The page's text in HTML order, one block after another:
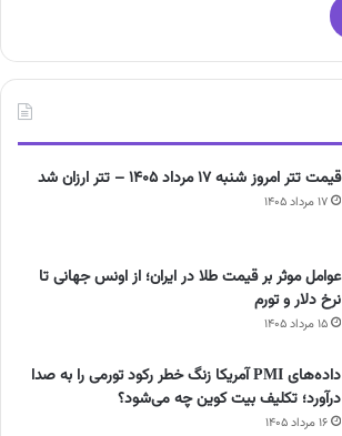
قیمت تتر امروز شنبه ۱۷ مرداد ۱۴۰۵ – تتر ارزان شد
۱۷ مرداد ۱۴۰۵
عوامل موثر بر قیمت طلا در ایران؛ از اونس جهانی تا
نرخ دلار و تورم
۱۵ مرداد ۱۴۰۵
داده‌های PMI آمریکا زنگ خطر رکود تورمی را به صدا
درآورد؛ تکلیف بیت کوین چه می‌شود؟
۱۶ مرداد ۱۴۰۵